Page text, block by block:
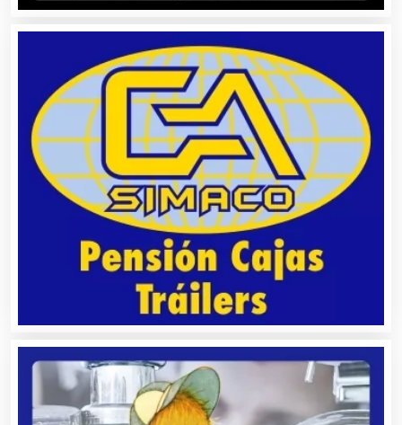
Alquiler de Sillas y Mesas
Alquiler de Trajes de Etiqueta
Alta Costura
Aluminio
Análisis Clínicos